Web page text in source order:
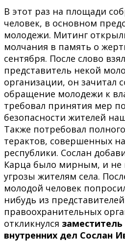
В этот раз на площади
человек, в основном
молодежи. Митинг
молчания в память о
сентября. После слово
представитель некой
организации, он зачитал
обращение молодежи к
требовал принятия мер
безопасности жителей
Также потребовал
терактов, совершенных
республики. Сослан
Карца было мирным, и не
угрозы жителям села.
молодой человек
нибудь из представителей
правоохранительных
откликнулся
внутренних дел Сослан